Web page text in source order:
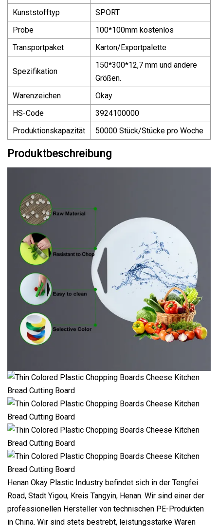
Kunststofftyp
SPORT
Probe
100*100mm kostenlos
Transportpaket
Karton/Exportpalette
Spezifikation
150*300*12,7 mm und andere
Größen.
Warenzeichen
Okay
HS-Code
3924100000
Produktionskapazität
50000 Stück/Stücke pro Woche
Produktbeschreibung
Henan Okay Plastic Industry befindet sich in der Tengfei
Road, Stadt Yigou, Kreis Tangyin, Henan. Wir sind einer der
professionellen Hersteller von technischen PE-Produkten
in China. Wir sind stets bestrebt, leistungsstarke Waren